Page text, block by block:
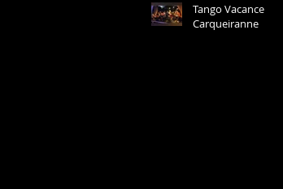
Tango Vacance
Carqueiranne